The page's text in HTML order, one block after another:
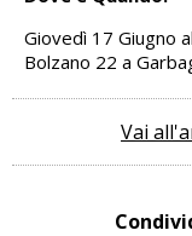
Giovedì 17 Giugno
Bolzano 22 a
Vai